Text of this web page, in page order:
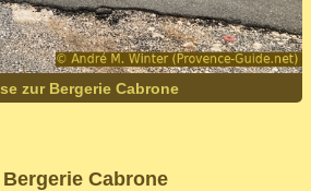
zur Bergerie Cabrone
Cabrone